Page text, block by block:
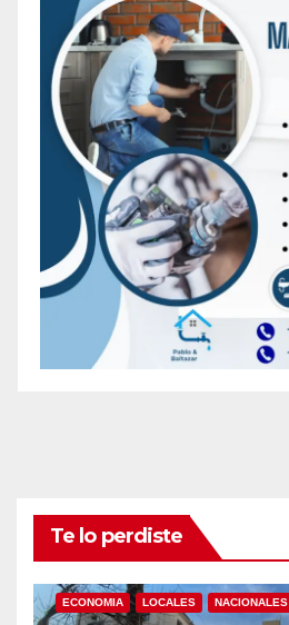
Te lo perdiste
ECONOMIA LOCALES NACIONALES